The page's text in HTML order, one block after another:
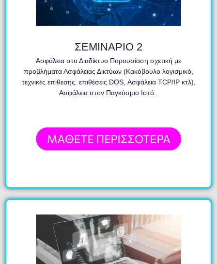
ΣΕΜΙΝΑΡΙΟ 2
Ασφάλεια στο Διαδίκτυο Παρουσίαση σχετική με
προβλήματα Ασφάλειας Δικτύων (Κακόβουλο λογισμικό,
τεχνικές επιθεσης. επιθέσεις DOS, Ασφάλεια TCP/IP κτλ),
Ασφάλεια στον Παγκόσμιο Ιστό..